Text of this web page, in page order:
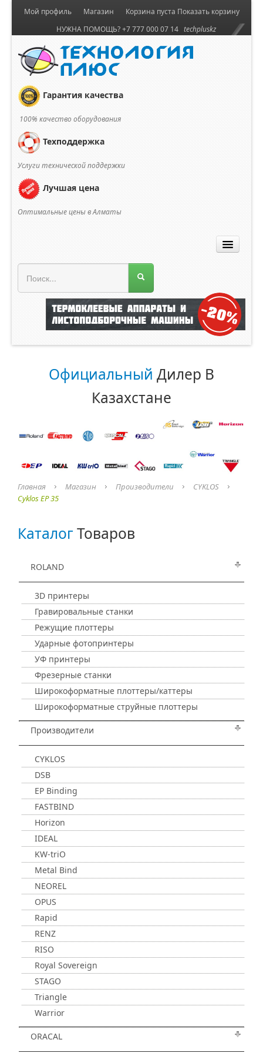
Корзина пуста Показать корзину
Мой профиль
Магазин
НУЖНА ПОМОЩЬ? +7 777 000 07 14 techpluskz
Гарантия качества
100% качество оборудования
Техподдержка
Услуги технической поддержки
Лучшая цена
Оптимальные цены в Алматы
Официальный Дилер В
Казахстане
Главная Магазин Производители
CYKLOS
Cyklos EP 35
КаталогТоваров
ROLAND
3D принтеры
Гравировальные станки
Режущие плоттеры
Ударные фотопринтеры
УФ принтеры
Фрезерные станки
Широкоформатные плоттеры/каттеры
Широкоформатные струйные плоттеры
Производители
CYKLOS
DSB
EP Binding
FASTBIND
Horizon
IDEAL
KW-triO
Metal Bind
NEOREL
OPUS
Rapid
RENZ
RISO
Royal Sovereign
STAGO
Triangle
Warrior
ORACAL